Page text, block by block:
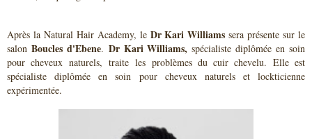
Après la Natural Hair Academy, le Dr Kari Williams sera présente sur le
salon Boucles d'Ebene. Dr Kari Williams,spécialiste diplômée en soin
pour cheveux naturels, traite les problèmes du cuir chevelu. Elle est
spécialiste diplômée en soin pour cheveux naturels et lockticienne
expérimentée.